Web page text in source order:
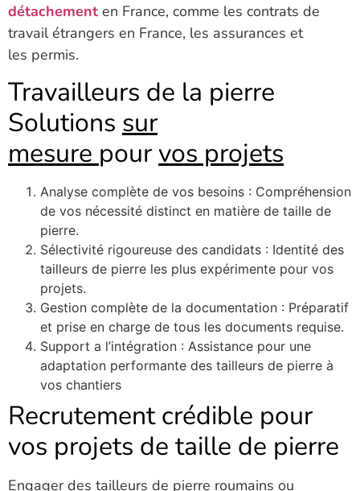
détachement en France, comme les contrats de
travail étrangers en France, les assurances et
les permis.
Travailleurs de la pierre
Solutions sur
mesure pourvos projets
Analyse complète de vos besoins : Compréhension
de vos nécessité distinct en matière de taille de
pierre.
Sélectivité rigoureuse des candidats : Identité des
tailleurs de pierre les plus expérimente pour vos
projets.
Gestion complète de la documentation : Préparatif
et prise en charge de tous les documents requise.
Support a l’intégration : Assistance pour une
adaptation performante des tailleurs de pierre à
vos chantiers
Recrutement crédible pour
vos projets de taille de pierre
Engager des tailleurs de pierre roumains ou